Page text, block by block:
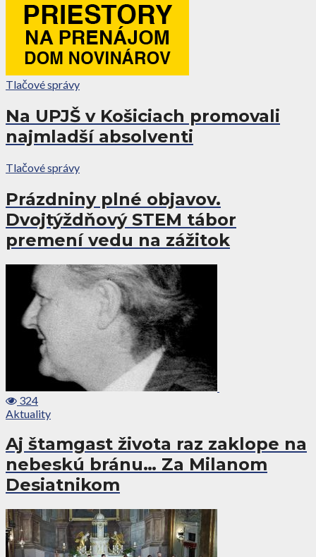
Tlačové správy
Na UPJŠ v Košiciach promovali
najmladší absolventi
Tlačové správy
Prázdniny plné objavov.
Dvojtýždňový STEM tábor
premení vedu na zážitok
324
Aktuality
Aj štamgast života raz zaklope na
nebeskú bránu… Za Milanom
Desiatnikom